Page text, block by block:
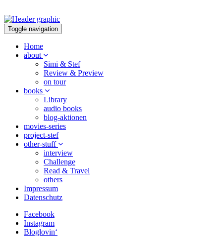
Toggle navigation
Home
about
Simi & Stef
Review & Preview
on tour
books
Library
audio books
blog-aktionen
movies-series
project-stef
other-stuff
interview
Challenge
Read & Travel
others
Impressum
Datenschutz
Facebook
Instagram
Bloglovin‘